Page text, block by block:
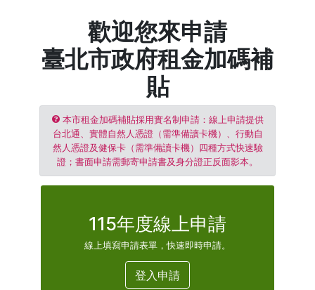
歡迎您來申請
臺北市政府租金加碼補
貼
本市租金加碼補貼採用實名制申請：線上申請提供
台北通、實體自然人憑證（需準備讀卡機）、行動自
然人憑證及健保卡（需準備讀卡機）四種方式快速驗
證；書面申請需郵寄申請書及身分證正反面影本。
115年度線上申請
線上填寫申請表單，快速即時申請。
登入申請